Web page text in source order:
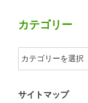
カテゴリー
カ
テ
ゴ
サイトマップ